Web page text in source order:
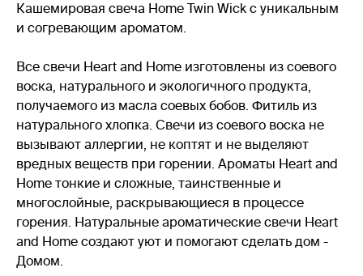
Кашемировая свеча Home Twin Wick с уникальным
и согревающим ароматом.
Все свечи Heart and Home изготовлены из соевого
воска, натурального и экологичного продукта,
получаемого из масла соевых бобов. Фитиль из
натурального хлопка. Свечи из соевого воска не
вызывают аллергии, не коптят и не выделяют
вредных веществ при горении. Ароматы Heart and
Home тонкие и сложные, таинственные и
многослойные, раскрывающиеся в процессе
горения. Натуральные ароматические свечи Heart
and Home создают уют и помогают сделать дом -
Домом.